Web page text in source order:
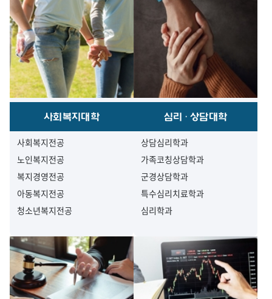
사회복지대학
사회복지전공
노인복지전공
복지경영전공
아동복지전공
청소년복지전공
심리·상담대학
상담심리학과
가족코칭상담학과
군경상담학과
특수심리치료학과
심리학과